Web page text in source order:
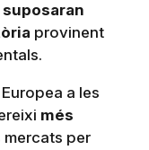
suposaran
provinent
a les
més
mercats per